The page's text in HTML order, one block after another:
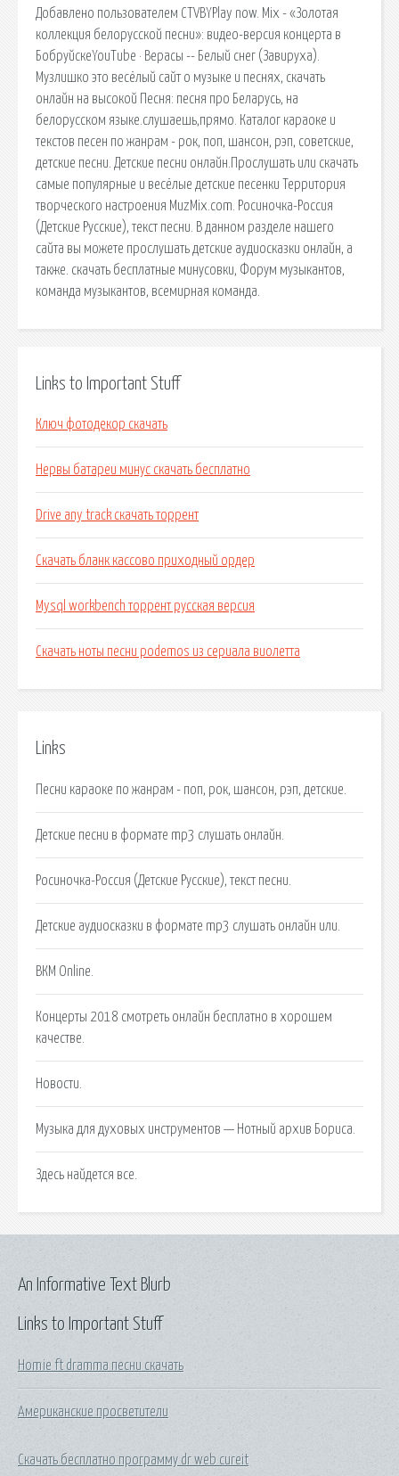
Добавлено пользователем CTVBYPlay now. Mix - «Золотая
коллекция белорусской песни»: видео-версия концерта в
БобруйскеYouTube · Верасы -- Белый снег (Завируха).
Музлишко это весёлый сайт о музыке и песнях, скачать
онлайн на высокой Песня: песня про Беларусь, на
белорусском языке.слушаешь,прямо. Каталог караоке и
текстов песен по жанрам - рок, поп, шансон, рэп, советские,
детские песни. Детские песни онлайн.Прослушать или скачать
самые популярные и весёлые детские песенки Территория
творческого настроения MuzMix.com. Росиночка-Россия
(Детские Русские), текст песни. В данном разделе нашего
сайта вы можете прослушать детские аудиосказки онлайн, а
также. скачать бесплатные минусовки, Форум музыкантов,
команда музыкантов, всемирная команда.
Links to Important Stuff
Ключ фотодекор скачать
Нервы батареи минус скачать бесплатно
Drive any track скачать торрент
Скачать бланк кассово приходный ордер
Mysql workbench торрент русская версия
Скачать ноты песни podemos из сериала виолетта
Links
Песни караоке по жанрам - поп, рок, шансон, рэп, детские.
Детские песни в формате mp3 слушать онлайн.
Росиночка-Россия (Детские Русские), текст песни.
Детские аудиосказки в формате mp3 слушать онлайн или.
ВКМ Online.
Концерты 2018 смотреть онлайн бесплатно в хорошем
качестве.
Новости.
Музыка для духовых инструментов — Нотный архив Бориса.
Здесь найдется все.
Links to Important Stuff
Homie ft dramma песни скачать
Американские просветители
Скачать бесплатно программу dr web cureit
An Informative Text Blurb